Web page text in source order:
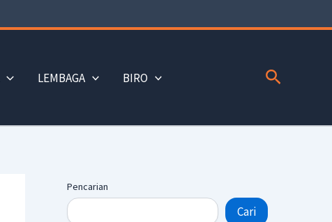
LEMBAGA BIRO Search
Pencarian
Cari